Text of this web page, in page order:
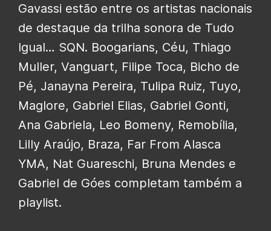
Gavassi estão entre os artistas nacionais
de destaque da trilha sonora de Tudo
Igual… SQN. Boogarians, Céu, Thiago
Muller, Vanguart, Filipe Toca, Bicho de
Pé, Janayna Pereira, Tulipa Ruiz, Tuyo,
Maglore, Gabriel Elias, Gabriel Gonti,
Ana Gabriela, Leo Bomeny, Remobília,
Lilly Araújo, Braza, Far From Alasca
YMA, Nat Guareschi, Bruna Mendes e
Gabriel de Góes completam também a
playlist.